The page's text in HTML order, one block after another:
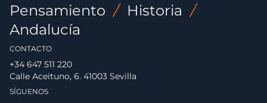
Pensamiento / Historia /
Andalucía
CONTACTO
+34 647 511 220
Calle Aceituno, 6. 41003 Sevilla
SÍGUENOS